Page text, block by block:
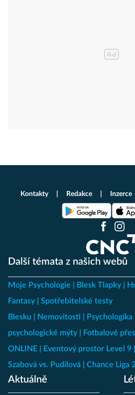
Další témata z našich webů
Moje Psychologie Blesk Tlapky
Fantasy
Spotřebitelské testy
Blesku
Nemovitosti
psychologické mýty
Fotbalové
ONLINE
Eventový prostor Level 9
Szabová vs. Pudilová
Chance Liga
Aktuálně
Kontakty Redakce Inzerce